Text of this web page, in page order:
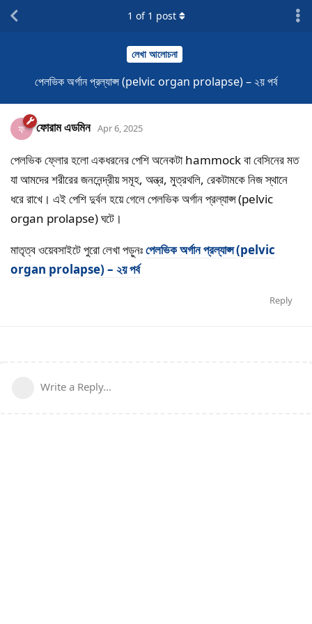
লেখা আলোচনা
পেলভিক অর্গান প্রল্যাপ্স (pelvic organ prolapse) – ২য় পর্ব
1 of 1 post
ফ ফোরাম এডমিন Apr 6, 2025
পেলভিক ফ্লোর হলো একধরনের পেশি অনেকটা hammock বা বেসিনের মত
যা আমদের শরীরের জননেন্দ্রীয় সমূহ, অন্ত্র, মুত্রথলি, রেকটামকে নিজ স্থানে
ধরে রাখে। এই পেশি দুর্বল হয়ে গেলে পেলভিক অর্গান প্রল্যাপ্স (pelvic
organ prolapse) ঘটে।
মাতৃত্ব ওয়েবসাইটে পুরো লেখা পড়ুনঃপেলভিক অর্গান প্রল্যাপ্স (pelvic
organ prolapse) – ২য় পর্ব
Reply
Write a Reply...